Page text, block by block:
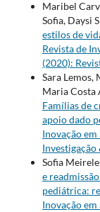
Maribel
Sofia, Daysi
estilos de
Revista de
(2020):
Sara Lemos,
Maria Costa
Famílias de
apoio dado
Inovação em
Investigação
Sofia
e
pediátrica:
Inovação em